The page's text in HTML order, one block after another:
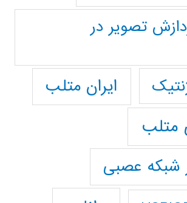
تصوير در
ایران متلب
متلب
شبکه عصبی